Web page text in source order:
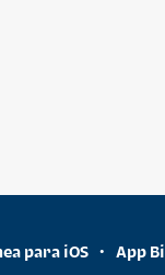
para iOS • App